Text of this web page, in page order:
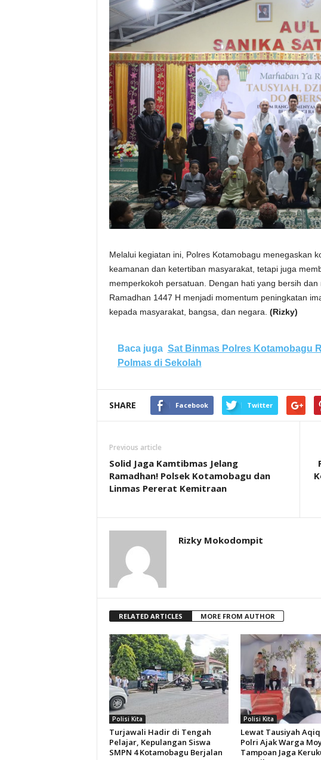
Melalui kegiatan ini, Polres Kotamobagu menegaskan
keamanan dan ketertiban masyarakat, tetapi juga
memperkokoh persatuan. Dengan hati yang bersih
Ramadhan 1447 H menjadi momentum peningkatan
kepada masyarakat, bangsa, dan negara. (Rizky)
Baca juga Sat Binmas Polres Kotamobagu
Polmas di Sekolah
SHARE Facebook Twitter
Previous article
Solid Jaga Kamtibmas Jelang
Ramadhan! Polsek Kotamobagu dan
Linmas Pererat Kemitraan
Rizky Mokodompit
RELATED ARTICLES MORE FROM AUTHOR
Polisi Kita
Turjawali Hadir di Tengah
Pelajar, Kepulangan Siswa
SMPN 4 Kotamobagu Berjalan
Polisi Kita
Lewat Tausiyah
Polri Ajak Warga
Tampoan Jaga